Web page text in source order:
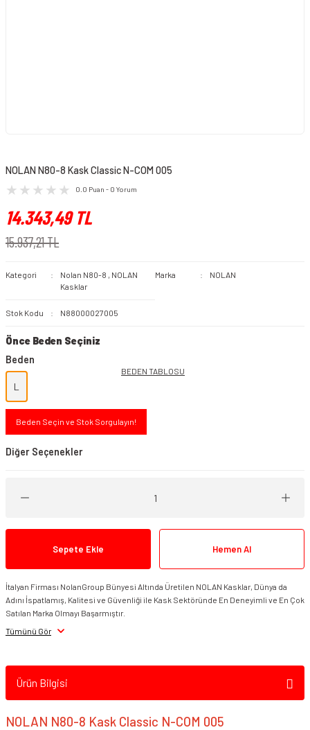
NOLAN N80-8 Kask Classic N-COM 005
0.0 Puan - 0 Yorum
14.343,49 TL
15.937,21 TL
Kategori Nolan N80-8 , NOLAN
Kasklar
Marka NOLAN
Stok Kodu N88000027005
Önce Beden Seçiniz
Beden
L
BEDEN TABLOSU
Beden Seçin ve Stok Sorgulayın!
Diğer Seçenekler
NOLAN N80-8 Kask Classico 302 Mat Siyah
Sepete Ekle Hemen Al
İtalyan Firması NolanGroup Bünyesi Altında Üretilen NOLAN Kasklar, Dünya da
Adını İspatlamış, Kalitesi ve Güvenliği ile Kask Sektöründe En Deneyimli ve En Çok
Satılan Marka Olmayı Başarmıştır.
Tümünü Gör
Ürün Bilgisi
NOLAN N80-8 Kask Classic N-COM 005